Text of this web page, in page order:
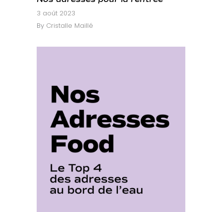
3 août 2023
By Cristalle Maillé